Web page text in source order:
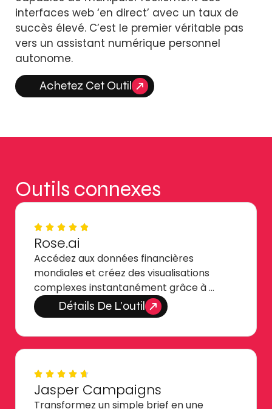
interfaces web ‘en direct’ avec un taux de
succès élevé. C’est le premier véritable pas
vers un assistant numérique personnel
autonome.
Achetez Cet Outil
Outils connexes
Rose.ai
Accédez aux données financières
mondiales et créez des visualisations
complexes instantanément grâce à …
Détails De L'outil
Jasper Campaigns
Transformez un simple brief en une